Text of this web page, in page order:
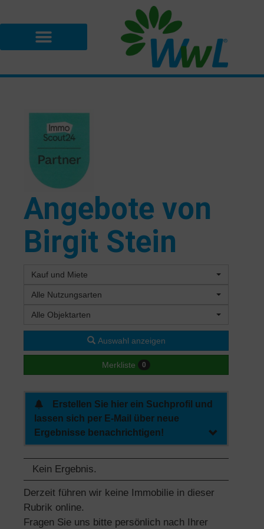
Angebote von
Birgit Stein
Kauf und Miete
Alle Nutzungsarten
Alle Objektarten
Auswahl anzeigen
Merkliste 0
Erstellen Sie hier ein Suchprofil und
lassen sich per E-Mail über neue
Ergebnisse benachrichtigen!
Kein Ergebnis.
Derzeit führen wir keine Immobilie in dieser
Rubrik online.
Fragen Sie uns bitte persönlich nach Ihrer